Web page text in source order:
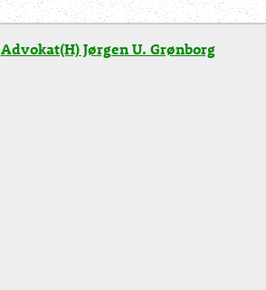
Advokat(H) Jørgen U. Grønborg